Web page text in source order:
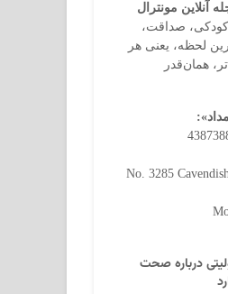
آنلاین مونترال
کودکی، صداقت،
لحظه، یعنی هر
همان‌قدر
No. 3285
درباره صحت